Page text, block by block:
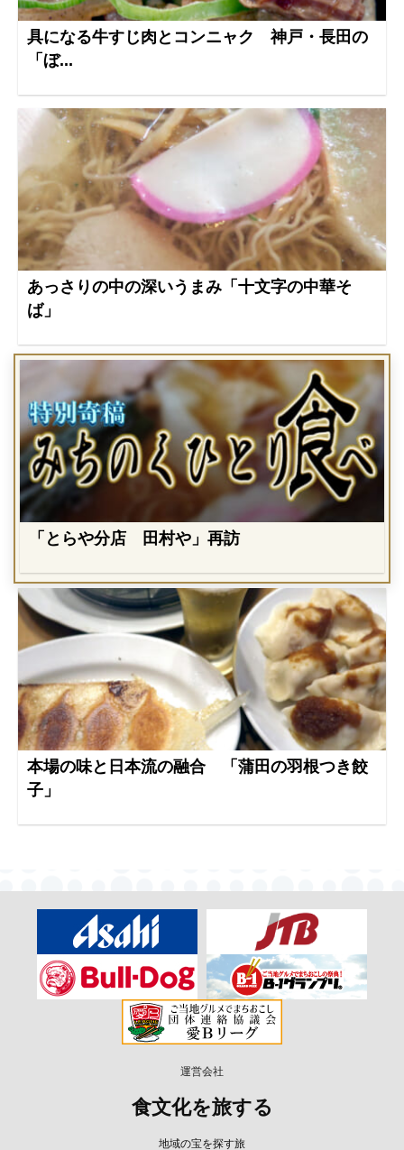
具になる牛すじ肉とコンニャク 神戸・長田の
「ぼ...
あっさりの中の深いうまみ「十文字の中華そ
ば」
「とらや分店 田村や」再訪
本場の味と日本流の融合 「蒲田の羽根つき餃
子」
運営会社
食文化を旅する
地域の宝を探す旅